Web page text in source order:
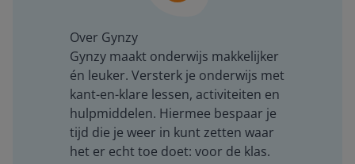
Over Gynzy
Gynzy maakt onderwijs makkelijker
én leuker. Versterk je onderwijs met
kant-en-klare lessen, activiteiten en
hulpmiddelen. Hiermee bespaar je
tijd die je weer in kunt zetten waar
het er echt toe doet: voor de klas.